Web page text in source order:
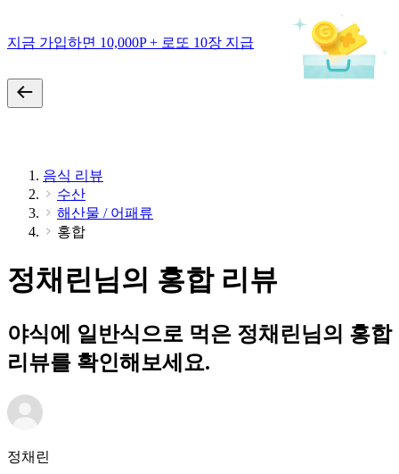
지금 가입하면 10,000P + 로또 10장 지급
음식 리뷰
수산
해산물 / 어패류
홍합
정채린님의 홍합 리뷰
야식에 일반식으로 먹은 정채린님의 홍합
리뷰를 확인해보세요.
정채린